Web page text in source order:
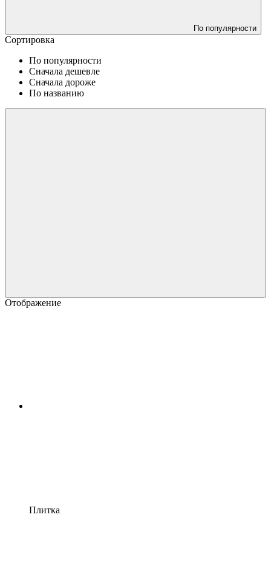
По популярности
Сортировка
По популярности
Сначала дешевле
Сначала дороже
По названию
Отображение
Плитка